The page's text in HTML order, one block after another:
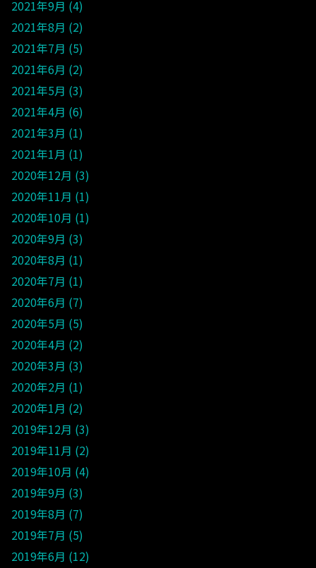
2021年9月 4
2021年8月 2
2021年7月 5
2021年6月 2
2021年5月 3
2021年4月 6
2021年3月 1
2021年1月 1
2020年12月 3
2020年11月 1
2020年10月 1
2020年9月 3
2020年8月 1
2020年7月 1
2020年6月 7
2020年5月 5
2020年4月 2
2020年3月 3
2020年2月 1
2020年1月 2
2019年12月 3
2019年11月 2
2019年10月 4
2019年9月 3
2019年8月 7
2019年7月 5
2019年6月 12